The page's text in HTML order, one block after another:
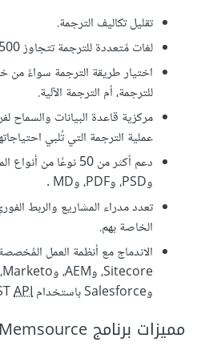
تقليل تكاليف الترجمة.
لغات مًتعددة للترجمة تتجاوز 500 لغة.
اختيار طريقة الترجمة سواءً من
للترجمة، أم الترجمة الآلية.
مركزية قاعدة البيانات والسماح
عملية الترجمة التي تُلبي
وPSD، وPDF، وMD .
تعدد مدراء المشاريع والربط
الخاصة بهم.
الاندماج مع أنظمة العمل
وSalesforce باستخدام Memsource REST
API
مميزات برنامج Memsource